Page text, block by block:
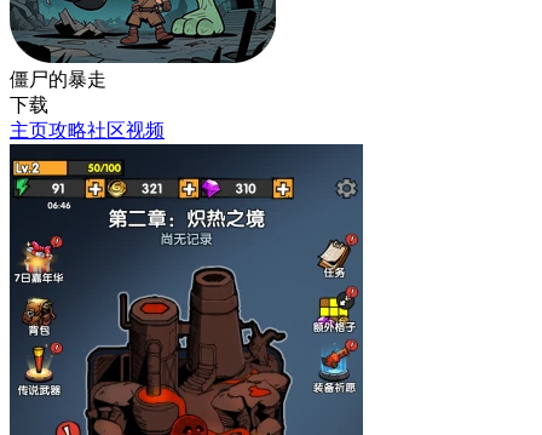
僵尸的暴走
下载
主页攻略社区视频